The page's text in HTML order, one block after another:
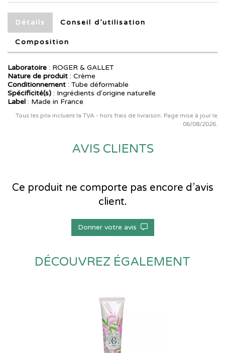
Détails Conseil d’utilisation
Composition
Laboratoire : ROGER & GALLET
Nature de produit : Crème
Conditionnement : Tube déformable
Spécificité(s) : Ingrédients d'origine naturelle
Label : Made in France
Tous les prix incluent la TVA - hors frais de livraison. Page mise à jour le
06/08/2026.
AVIS CLIENTS
Ce produit ne comporte pas encore d’avis
client.
Donner votre avis
DÉCOUVREZ ÉGALEMENT